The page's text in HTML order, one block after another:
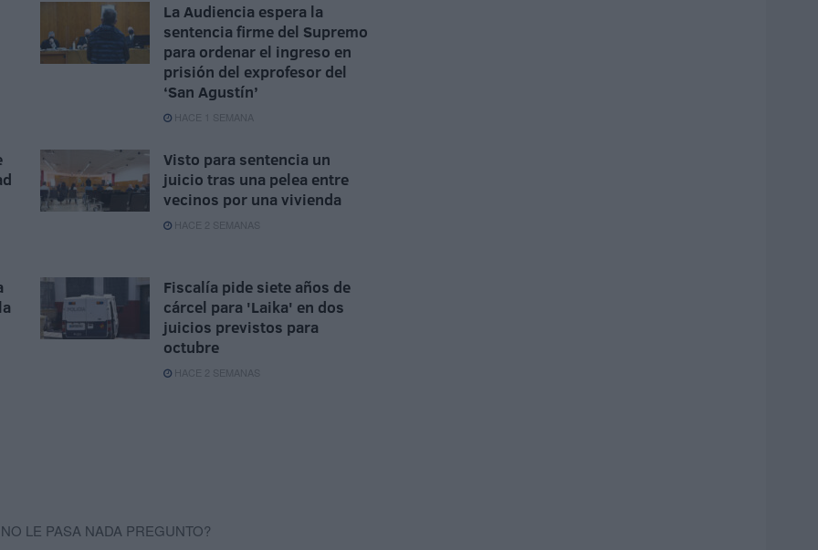
La Audiencia espera la
sentencia firme del Supremo
para ordenar el ingreso en
prisión del exprofesor del
‘San Agustín’
HACE 1 SEMANA
Visto para sentencia un
juicio tras una pelea entre
vecinos por una vivienda
HACE 2 SEMANAS
Fiscalía pide siete años de
cárcel para 'Laika' en dos
juicios previstos para
octubre
HACE 2 SEMANAS
LE PASA NADA PREGUNTO?